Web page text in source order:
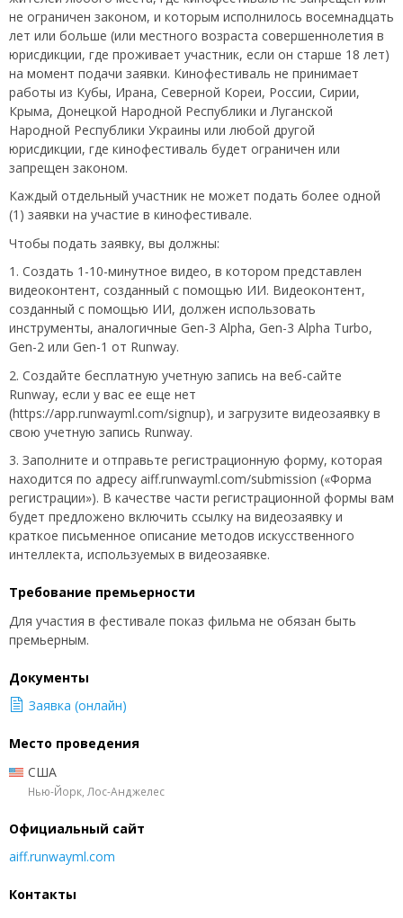
не ограничен законом, и которым исполнилось восемнадцать
лет или больше (или местного возраста совершеннолетия в
юрисдикции, где проживает участник, если он старше 18 лет)
на момент подачи заявки. Кинофестиваль не принимает
работы из Кубы, Ирана, Северной Кореи, России, Сирии,
Крыма, Донецкой Народной Республики и Луганской
Народной Республики Украины или любой другой
юрисдикции, где кинофестиваль будет ограничен или
запрещен законом.
Каждый отдельный участник не может подать более одной
(1) заявки на участие в кинофестивале.
Чтобы подать заявку, вы должны:
1. Создать 1-10-минутное видео, в котором представлен
видеоконтент, созданный с помощью ИИ. Видеоконтент,
созданный с помощью ИИ, должен использовать
инструменты, аналогичные Gen-3 Alpha, Gen-3 Alpha Turbo,
Gen-2 или Gen-1 от Runway.
2. Создайте бесплатную учетную запись на веб-сайте
Runway, если у вас ее еще нет
(https://app.runwayml.com/signup), и загрузите видеозаявку в
свою учетную запись Runway.
3. Заполните и отправьте регистрационную форму, которая
находится по адресу aiff.runwayml.com/submission («Форма
регистрации»). В качестве части регистрационной формы вам
будет предложено включить ссылку на видеозаявку и
краткое письменное описание методов искусственного
интеллекта, используемых в видеозаявке.
Требование премьерности
Для участия в фестивале показ фильма не обязан быть
премьерным.
Документы
Заявка (онлайн)
Место проведения
США
Нью-Йорк, Лос-Анджелес
Официальный сайт
aiff.runwayml.com
Контакты